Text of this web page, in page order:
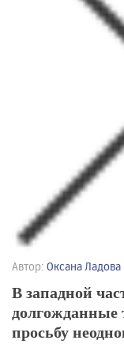
Автор: Оксана Ладова
В западной
просьбу